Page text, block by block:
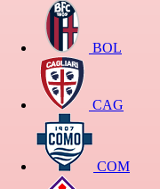
BOL
CAG
COM